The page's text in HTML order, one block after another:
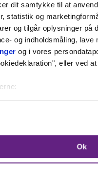
dit samtykke til at
statistik og
og tilgår oplysninger på
og indholdsmåling,
og i vores
eller ved
på
hjemmeside med vores
Ok